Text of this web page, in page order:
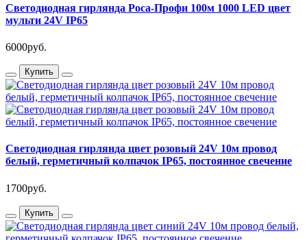
Светодиодная гирлянда Роса-Профи 100м 1000 LED цвет
мульти 24V IP65
6000руб.
Купить
Светодиодная гирлянда цвет розовый 24V 10м провод
белый, герметичный колпачок IP65, постоянное свечение
1700руб.
Купить